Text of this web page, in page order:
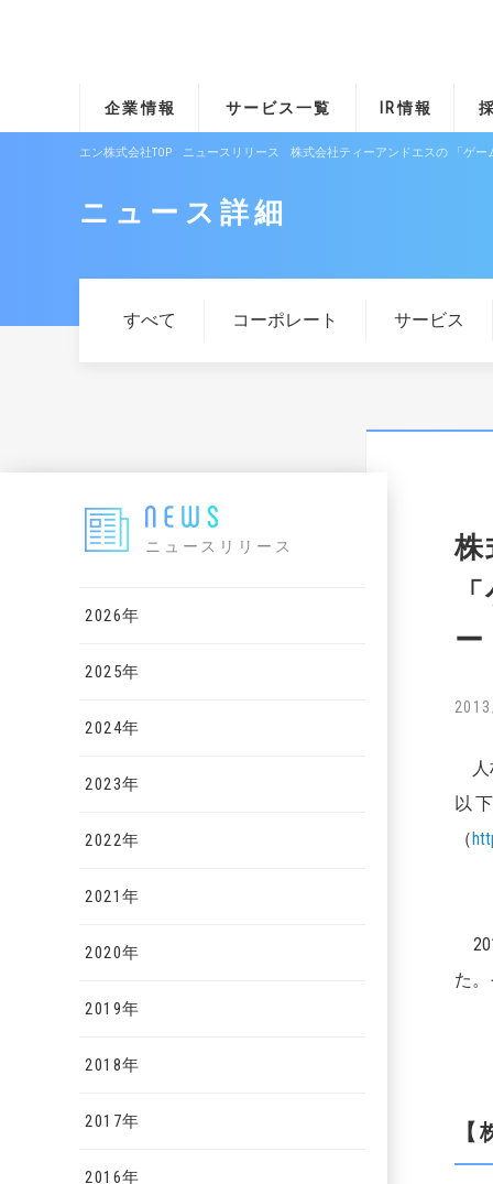
企業情報 サービス一覧 IR情報
エン株式会社TOP ニュースリリース 株式会社ティーアンドエスの 「ゲー
ニュース詳細
すべて コーポレート サービス
ニュースリリース
2026年
2025年
2024年
2023年
2022年
2021年
2020年
2019年
2018年
2017年
2016年
株
人
以
（
た